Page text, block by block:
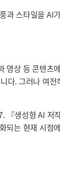
스타일을
상 등 콘텐
다. 그러나 여
생성형 AI
는 현재 시